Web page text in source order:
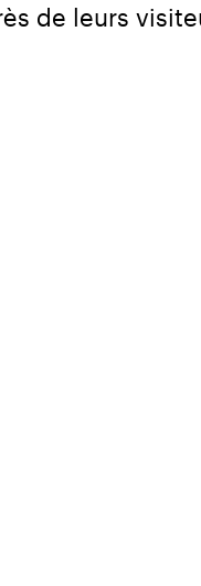
de leurs